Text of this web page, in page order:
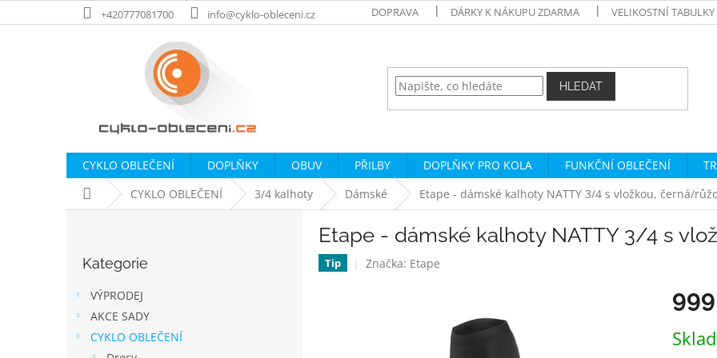
na
+420777081700 info@cyklo-obleceni.cz DOPRAVA DÁRKY K NÁKUPU ZDARMA VELIKOSTNÍ TABULKY
HLEDAT
CYKLO OBLEČENÍ DOPLŇKY OBUV PŘILBY DOPLŇKY PRO KOLA FUNKČNÍ OBLEČENÍ
Domů CYKLO OBLEČENÍ 3/4 kalhoty Dámské Etape - dámské kalhoty NATTY 3/4 s vložkou, černá/
kategorie
Kategorie
VÝPRODEJ
AKCE SADY
CYKLO OBLEČENÍ
Etape - dámské kalhoty NATTY 3/4 s
Tip Značka: Etape
cena: